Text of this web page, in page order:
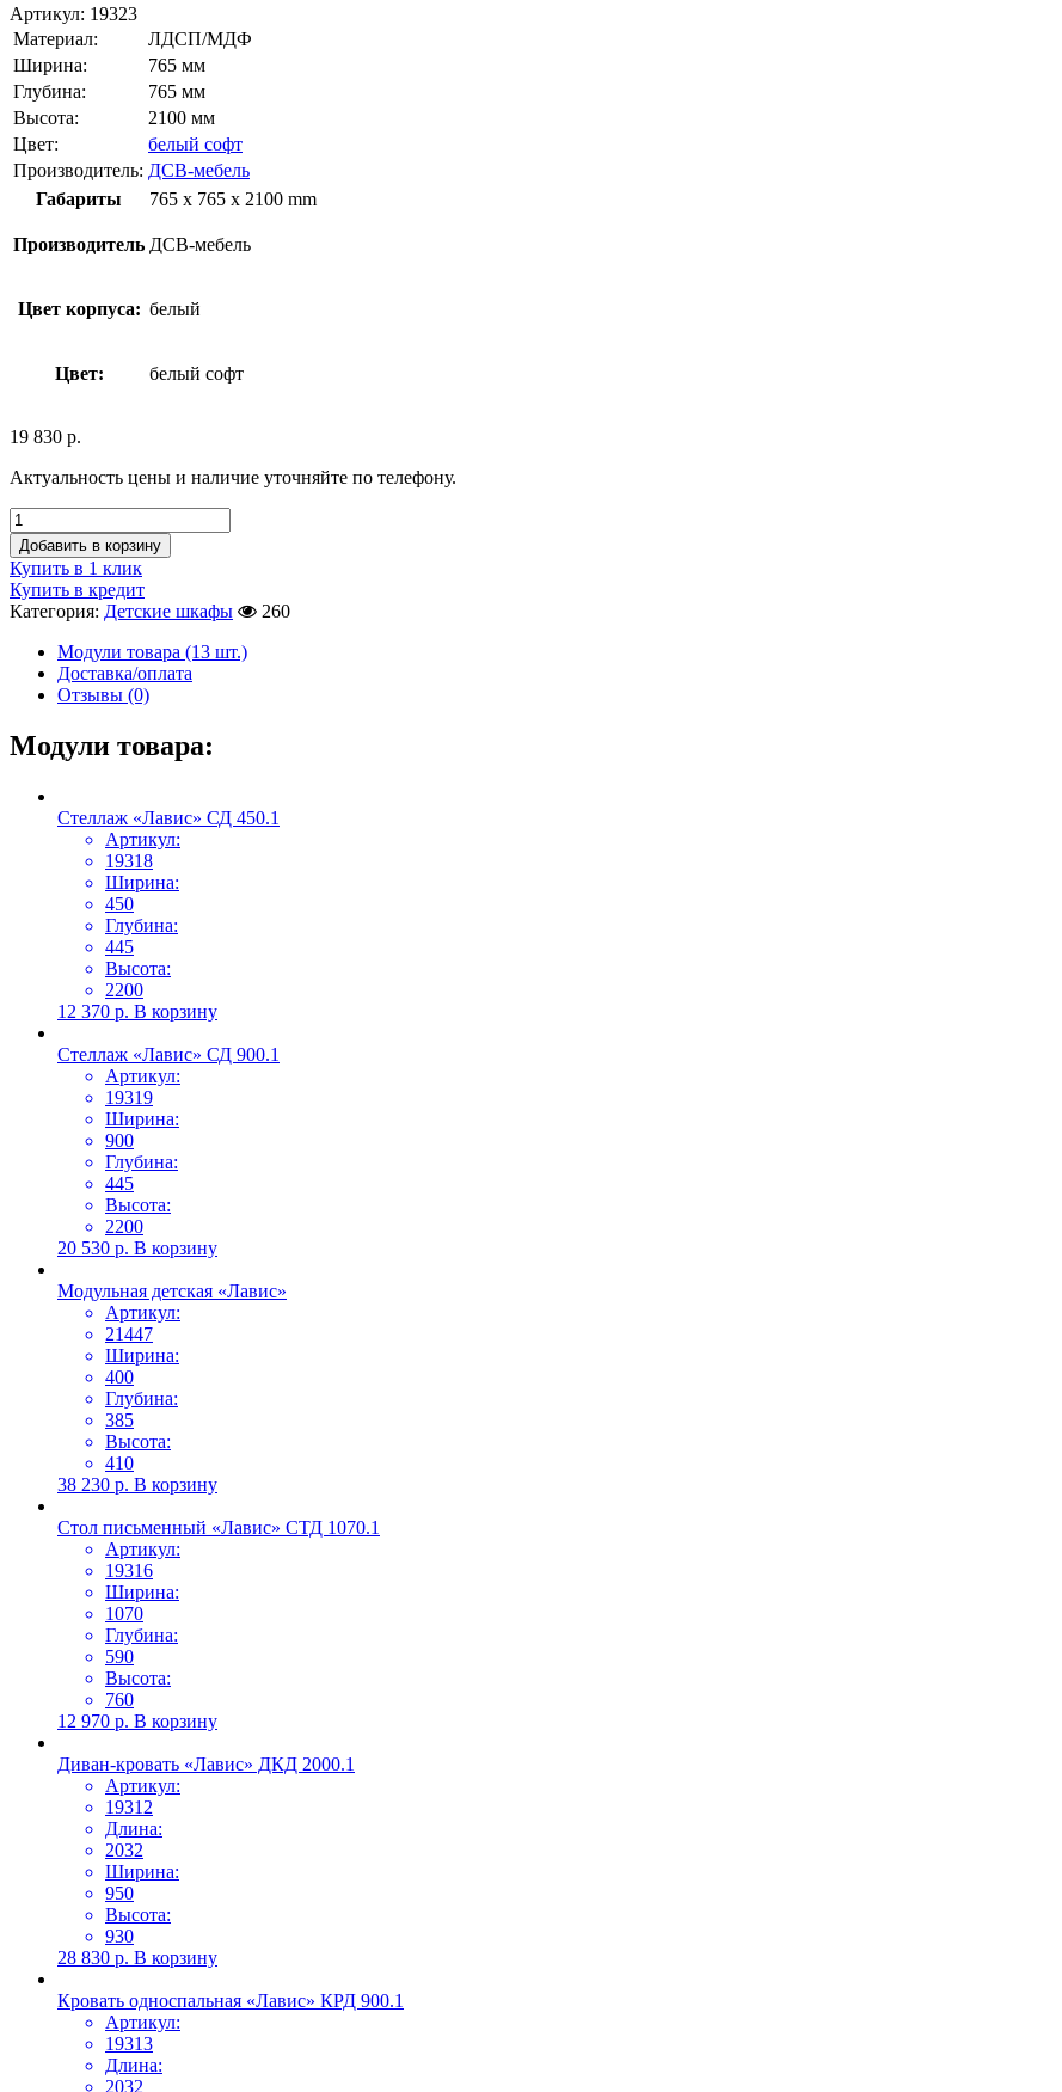
Артикул: 19323
Материал:
ЛДСП/МДФ
Ширина:
765 мм
Глубина:
765 мм
Высота:
2100 мм
Цвет:
белый софт
Производитель: ДСВ-мебель
Габариты
765 x 765 x 2100 mm
Производитель ДСВ-мебель
Цвет корпуса: белый
Цвет: белый софт
19 830 р.
Актуальность цены и наличие уточняйте по телефону.
Добавить в корзину
Купить в 1 клик
Купить в кредит
Категория: Детские шкафы
260
Модули товара (13 шт.)
Доставка/оплата
Отзывы (0)
Модули товара:
Стеллаж «Лавис» СД 450.1
Артикул:
19318
Ширина:
450
Глубина:
445
Высота:
2200
12 370 р. В корзину
Стеллаж «Лавис» СД 900.1
Артикул:
19319
Ширина:
900
Глубина:
445
Высота:
2200
20 530 р. В корзину
Модульная детская «Лавис»
Артикул:
21447
Ширина:
400
Глубина:
385
Высота:
410
38 230 р. В корзину
Стол письменный «Лавис» СТД 1070.1
Артикул:
19316
Ширина:
1070
Глубина:
590
Высота:
760
12 970 р. В корзину
Диван-кровать «Лавис» ДКД 2000.1
Артикул:
19312
Длина:
2032
Ширина:
950
Высота:
930
28 830 р. В корзину
Кровать односпальная «Лавис» КРД 900.1
Артикул:
19313
Длина:
2032